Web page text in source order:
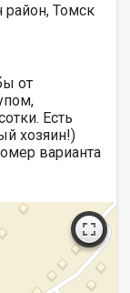
район, Томск
от
Есть
хозяин!)
варианта